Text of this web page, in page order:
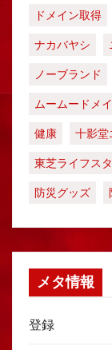
ドメイン取得
ナカバヤシ
ノーブランド
ムームードメ
健康
十影堂
東芝ライフス
防災グッズ
メタ情報
登録